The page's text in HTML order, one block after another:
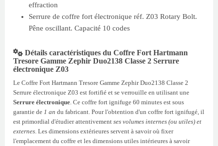
effraction
Serrure de coffre fort électronique réf. Z03 Rotary Bolt.
Pêne oscillant. Capacité 10 codes
Détails caractéristiques du Coffre Fort Hartmann
Tresore Gamme Zephir Duo2138 Classe 2 Serrure
électronique Z03
Le Coffre Fort Hartmann Tresore Gamme Zephir Duo2138 Classe 2
Serrure électronique Z03 est fortifié et se verrouille en utilisant une
Serrure électronique . Ce coffre fort ignifuge 60 minutes est sous
garantie de 1 an du fabricant. Pour l'obtention d'un coffre fort ignifugé, il
est primordial d'étudier attentivement ses volumes internes (ou utiles) et
externes . Les dimensions extérieures servent à savoir où fixer
l'emplacement du coffre et les dimensions utiles intérieures à savoir